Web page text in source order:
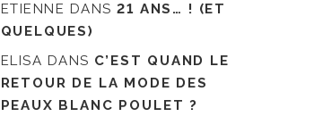
ETIENNE DANS21 ANS… ! (ET
QUELQUES)
ELISA DANS C’EST QUAND LE
RETOUR DE LA MODE DES
PEAUX BLANC POULET ?